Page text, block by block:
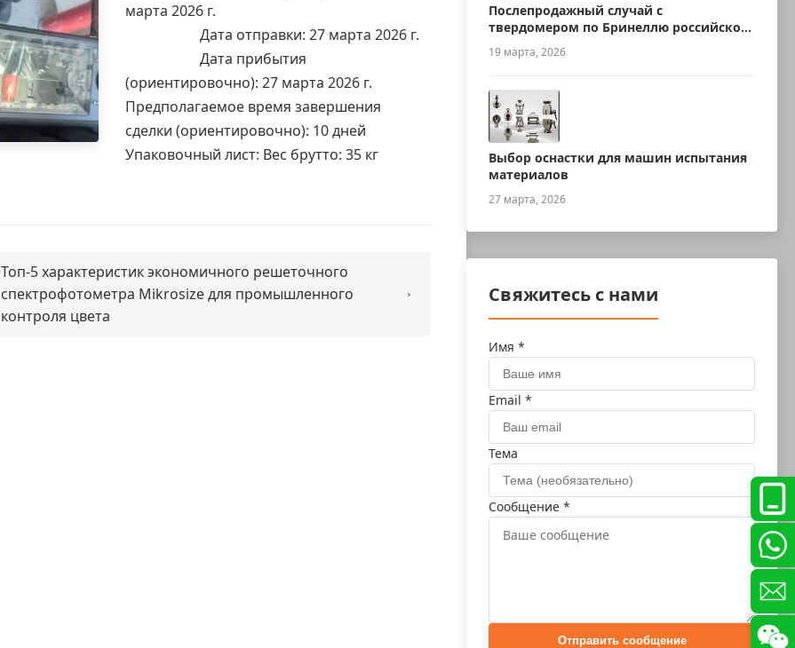
марта 2026 г.
Дата отправки: 27 марта 2026 г.
Дата прибытия
(ориентировочно): 27 марта 2026 г.
Предполагаемое время завершения
сделки (ориентировочно): 10 дней
Упаковочный лист: Вес брутто: 35 кг
Топ-5 характеристик экономичного решеточного
спектрофотометра Mikrosize для промышленного
контроля цвета
Послепродажный случай с
твердомером по Бринеллю российского
производства
19 марта, 2026
Выбор оснастки для машин испытания
материалов
27 марта, 2026
Свяжитесь с нами
Имя *
Email *
Тема
Сообщение *
Отправить сообщение